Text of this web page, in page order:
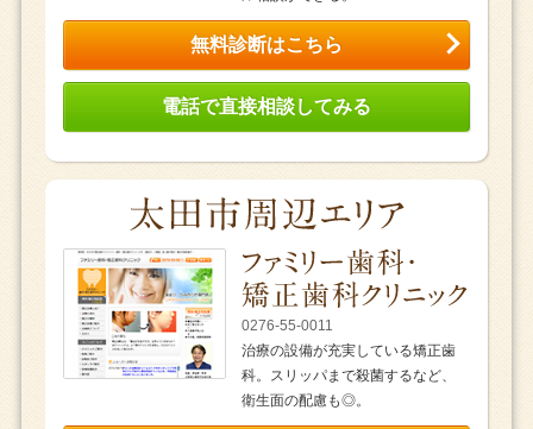
無料診断はこちら
電話で直接相談してみる
0276-55-0011
治療の設備が充実している矯正歯
科。スリッパまで殺菌するなど、
衛生面の配慮も◎。